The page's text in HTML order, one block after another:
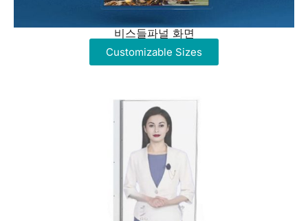
비스들파널 화면
Customizable Sizes